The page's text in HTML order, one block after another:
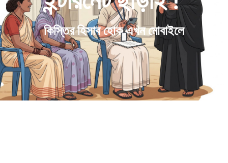
কিস্তির হিসাব হোক এখন মোবাইলে